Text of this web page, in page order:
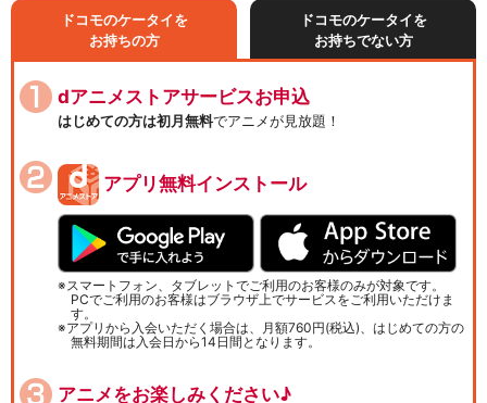
ドコモのケータイを
お持ちの方
ドコモのケータイを
お持ちでない方
dアニメストアサービスお申込
はじめての方は初月無料でアニメが見放題！
アプリ無料インストール
スマートフォン、タブレットでご利用のお客様のみが対象です。
PCでご利用のお客様はブラウザ上でサービスをご利用いただけま
す。
アプリから入会いただく場合は、月額760円(税込)、はじめての方の
無料期間は入会日から14日間となります。
アニメをお楽しみください♪